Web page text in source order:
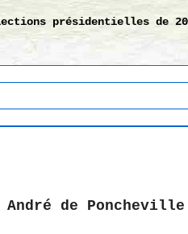
présidentielles de
André de Poncheville